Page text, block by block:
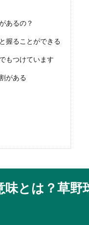
が重要！過去問でしっかり
には必ず面接がありますが、事前
？トスの基本や練習方法
にするといいのでしょうか？ト
あるの？
握ることができる
もつけています
がある
とは？草野